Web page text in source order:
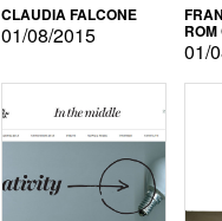
CLAUDIA FALCONE
01/08/2015
01/